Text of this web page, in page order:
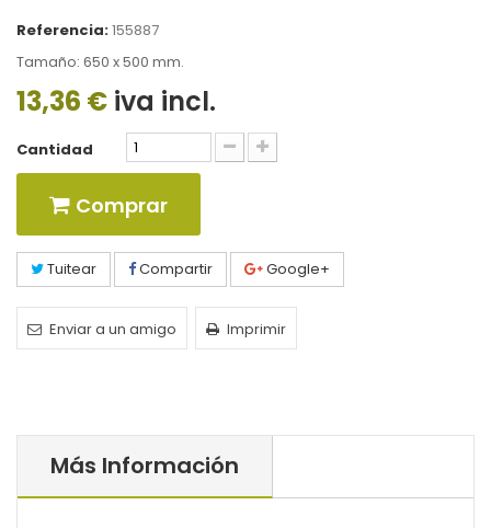
Referencia:155887
Tamaño: 650 x 500 mm.
13,36 € iva incl.
Cantidad
Comprar
Tuitear Compartir Google+
Enviar a un amigo Imprimir
Más Información